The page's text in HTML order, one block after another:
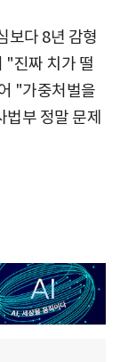
보다 8년 감형
"진짜 치가 떨
"가중처벌을
부 정말 문제